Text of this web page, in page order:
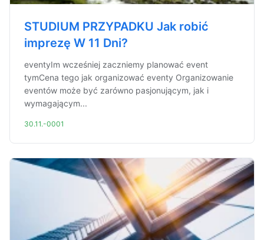
STUDIUM PRZYPADKU Jak robić
imprezę W 11 Dni?
eventyIm wcześniej zaczniemy planować event
tymCena tego jak organizować eventy Organizowanie
eventów może być zarówno pasjonującym, jak i
wymagającym...
30.11.-0001